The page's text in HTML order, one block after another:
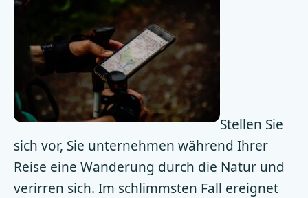
Stellen Sie
sich vor, Sie unternehmen während Ihrer
Reise eine Wanderung durch die Natur und
verirren sich. Im schlimmsten Fall ereignet